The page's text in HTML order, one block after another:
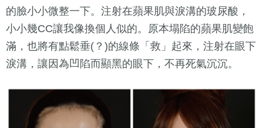
的臉小小微整一下。注射在蘋果肌與淚溝的玻尿酸，
小小幾CC讓我像換個人似的。原本塌陷的蘋果肌變飽
滿，也將有點鬆垂(？)的線條「救」起來，注射在眼下
淚溝，讓因為凹陷而顯黑的眼下，不再死氣沉沉。